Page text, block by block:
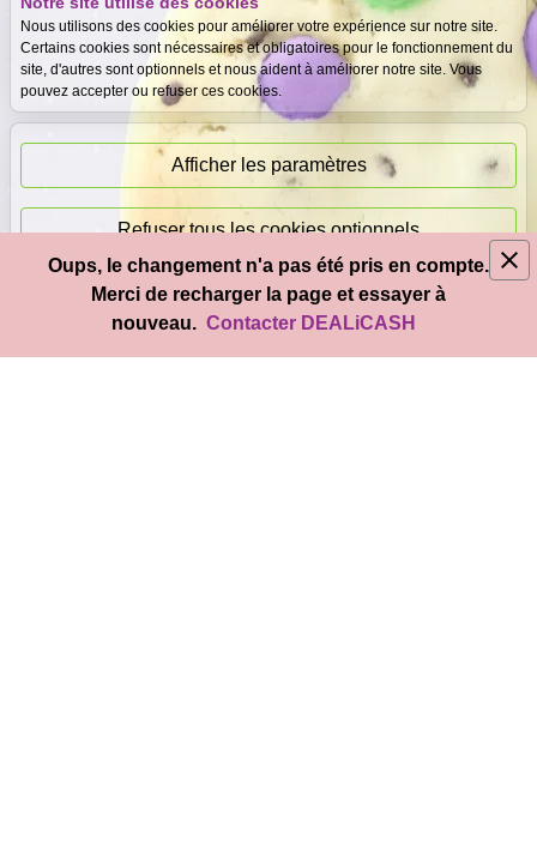
Nous utilisons des cookies pour améliorer votre expérience sur notre site.
Certains cookies sont nécessaires et obligatoires pour le fonctionnement du
site, d'autres sont optionnels et nous aident à améliorer notre site. Vous
pouvez accepter ou refuser ces cookies.
Afficher les paramètres
Refuser tous les cookies optionnels
Accepter tous les cookies
Expertise
gratuite
Meilleurs prix
garantis
Paiement
immédiat
© 2026 DEALiCASH- Tous droits réservés
Oups, le changement n'a pas été pris en compte.
Merci de recharger la page et essayer à
nouveau. Contacter DEALiCASH